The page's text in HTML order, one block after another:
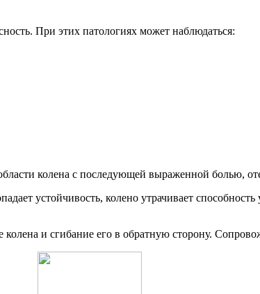
При этих патологиях может наблюдаться:
колена с последующей выраженной болью,
устойчивость, колено утрачивает
и сгибание его в обратную сторону.